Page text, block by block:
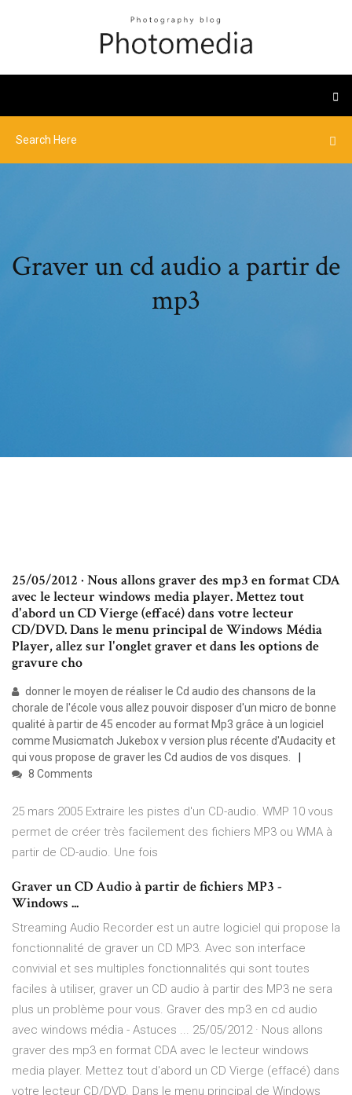
Graver un cd audio a partir de
mp3
25/05/2012 · Nous allons graver des mp3 en format CDA
avec le lecteur windows media player. Mettez tout
d'abord un CD Vierge (effacé) dans votre lecteur
CD/DVD. Dans le menu principal de Windows Média
Player, allez sur l'onglet graver et dans les options de
gravure cho
donner le moyen de réaliser le Cd audio des chansons de la
chorale de l'école vous allez pouvoir disposer d'un micro de bonne
qualité à partir de 45 encoder au format Mp3 grâce à un logiciel
comme Musicmatch Jukebox v version plus récente d'Audacity et
qui vous propose de graver les Cd audios de vos disques.
8 Comments
25 mars 2005 Extraire les pistes d'un CD-audio. WMP 10 vous
permet de créer très facilement des fichiers MP3 ou WMA à
partir de CD-audio. Une fois
Graver un CD Audio à partir de fichiers MP3 -
Windows ...
Streaming Audio Recorder est un autre logiciel qui propose la
fonctionnalité de graver un CD MP3. Avec son interface
convivial et ses multiples fonctionnalités qui sont toutes
faciles à utiliser, graver un CD audio à partir des MP3 ne sera
plus un problème pour vous. Graver des mp3 en cd audio
avec windows média - Astuces ... 25/05/2012 · Nous allons
graver des mp3 en format CDA avec le lecteur windows
media player. Mettez tout d'abord un CD Vierge (effacé) dans
votre lecteur CD/DVD. Dans le menu principal de Windows